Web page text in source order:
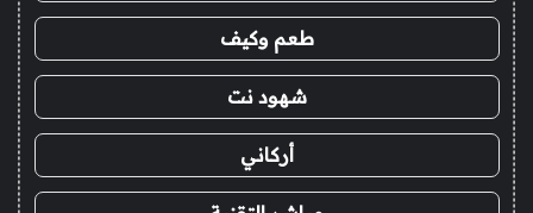
طعم وكيف
شهود نت
أركاني